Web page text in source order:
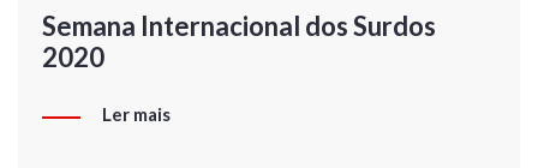
Semana Internacional dos Surdos
2020
Ler mais